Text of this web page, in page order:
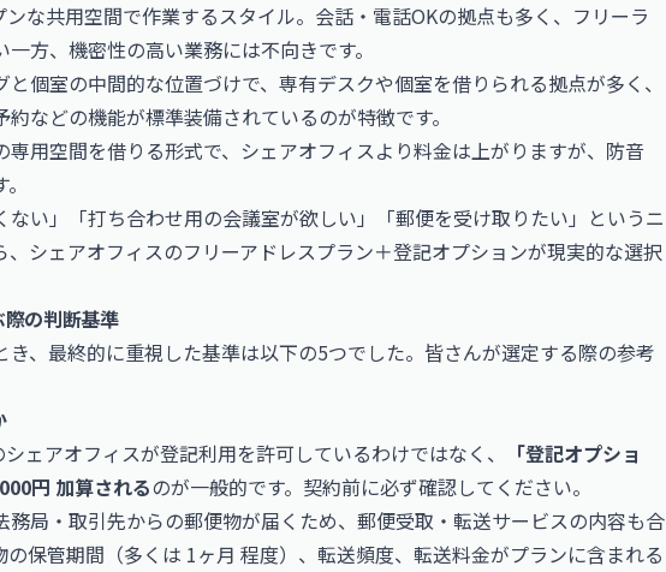
ンな共用空間で作業するスタイル。会話・電話OKの拠点も多く、フリーラ
方、機密性の高い業務には不向きです。
と個室の中間的な位置づけで、専有デスクや個室を借りられる拠点が多く、
などの機能が標準装備されているのが特徴です。
専用空間を借りる形式で、シェアオフィスより料金は上がりますが、防音
い」「打ち合わせ用の会議室が欲しい」「郵便を受け取りたい」というニ
シェアオフィスのフリーアドレスプラン＋登記オプションが現実的な選択
の判断基準
、最終的に重視した基準は以下の5つでした。皆さんが選定する際の参考
ェアオフィスが登記利用を許可しているわけではなく、
「登記オプショ
円 加算されるのが一般的です。契約前に必ず確認してください。
務局・取引先からの郵便物が届くため、郵便受取・転送サービスの内容も合
保管期間（多くは 1ヶ月 程度）、転送頻度、転送料金がプランに含まれる